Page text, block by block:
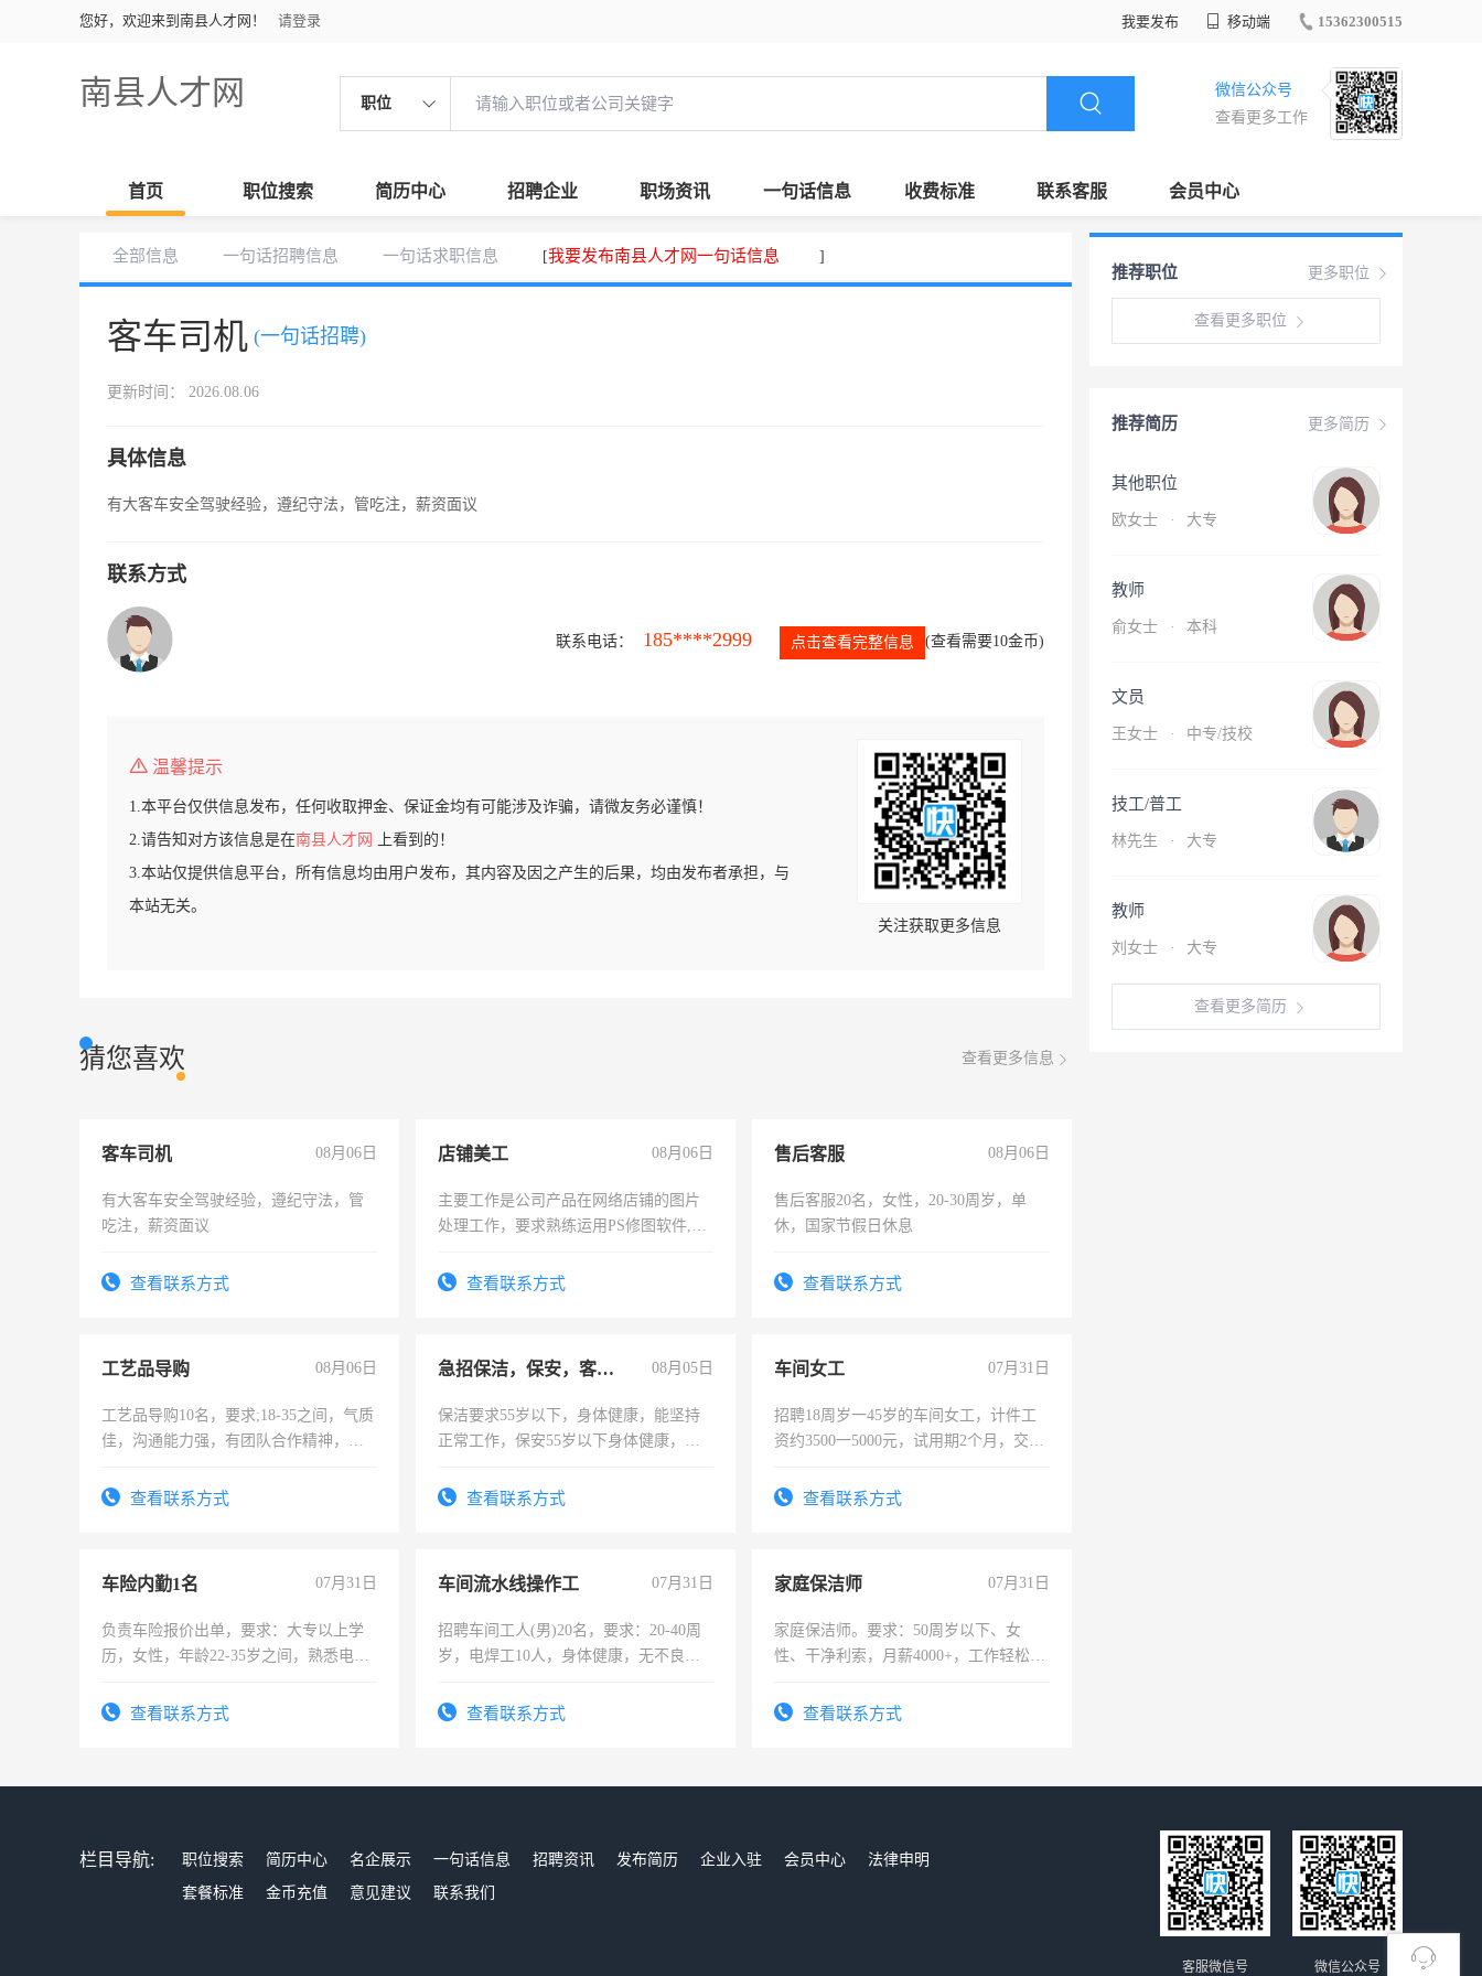
您好，欢迎来到南县人才网！ 请登录 我要发布 移动端 15362300515
南县人才网 职位
微信公众号
查看更多工作
首页 职位搜索 简历中心 招聘企业 职场资讯 一句话信息 收费标准 联系客服 会员中心
全部信息 一句话招聘信息 一句话求职信息 [我要发布南县人才网一句话信息 ]
客车司机 (一句话招聘)
更新时间： 2026.08.06
具体信息
有大客车安全驾驶经验，遵纪守法，管吃注，薪资面议
联系方式
联系电话： 185****2999 点击查看完整信息 (查看需要10金币)
温馨提示
1.本平台仅供信息发布，任何收取押金、保证金均有可能涉及诈骗，请微友务必谨慎！
2.请告知对方该信息是在南县人才网
上看到的！
3.本站仅提供信息平台，所有信息均由用户发布，其内容及因之产生的后果，均由发布者承担，与
本站无关。
关注获取更多信息
猜您喜欢 查看更多信息
客车司机 08月06日
有大客车安全驾驶经验，遵纪守法，管
吃注，薪资面议
查看联系方式
店铺美工 08月06日
主要工作是公司产品在网络店铺的图片
处理工作，要求熟练运用PS修图软件,工
查看联系方式
售后客服 08月06日
售后客服20名，女性，20-30周岁，单
休，国家节假日休息
查看联系方式
工艺品导购 08月06日
工艺品导购10名，要求;18-35之间，气质
佳，沟通能力强，有团队合作精神，有
查看联系方式
急招保洁，保安，客服，工程 08月05日
保洁要求55岁以下，身体健康，能坚持
正常工作，保安55岁以下身体健康，有
录，客服要求45岁以下高中以上文化，
查看联系方式
车间女工 07月31日
招聘18周岁一45岁的车间女工，计件工
资约3500一5000元，试用期2个月，交五
查看联系方式
车险内勤1名 07月31日
负责车险报价出单，要求：大专以上学
历，女性，年龄22-35岁之间，熟悉电脑
试用期1-3个月，转正后交纳五险，
查看联系方式
车间流水线操作工 07月31日
招聘车间工人(男)20名，要求：20-40周
岁，电焊工10人，身体健康，无不良嗜
宿，免费发放劳保用品，两班倒，每月
查看联系方式
家庭保洁师 07月31日
家庭保洁师。要求：50周岁以下、女
性、干净利索，月薪4000+，工作轻松，
太太等。查看联系方式
更多职位
推荐职位
查看更多职位
更多简历
推荐简历
其他职位
欧女士 · 大专
教师
俞女士 · 本科
文员
王女士 · 中专/技校
技工/普工
林先生 · 大专
教师
刘女士 · 大专
查看更多简历
栏目导航: 职位搜索 简历中心 名企展示 一句话信息 招聘资讯 发布简历 企业入驻 会员中心
法律申明
套餐标准
金币充值 意见建议 联系我们
微信公众号
客服微信号